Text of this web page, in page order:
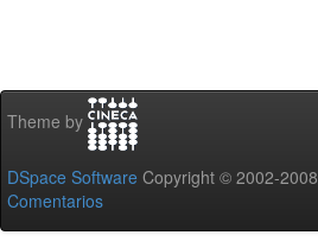
Theme by
DSpace Software Copyright © 2002-2008
Comentarios